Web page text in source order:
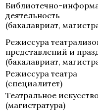
Библиотечно-
деятельность
(бакалавриат,
Режиссура
представлений и
(бакалавриат,
Режиссура театра
(специалитет)
Театральное искусство
(магистратура)